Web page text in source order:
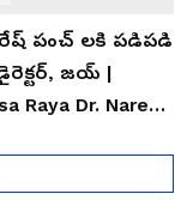
పంచ్ లకి పడిపడి
జయ్ |
Raya Dr. Naresh